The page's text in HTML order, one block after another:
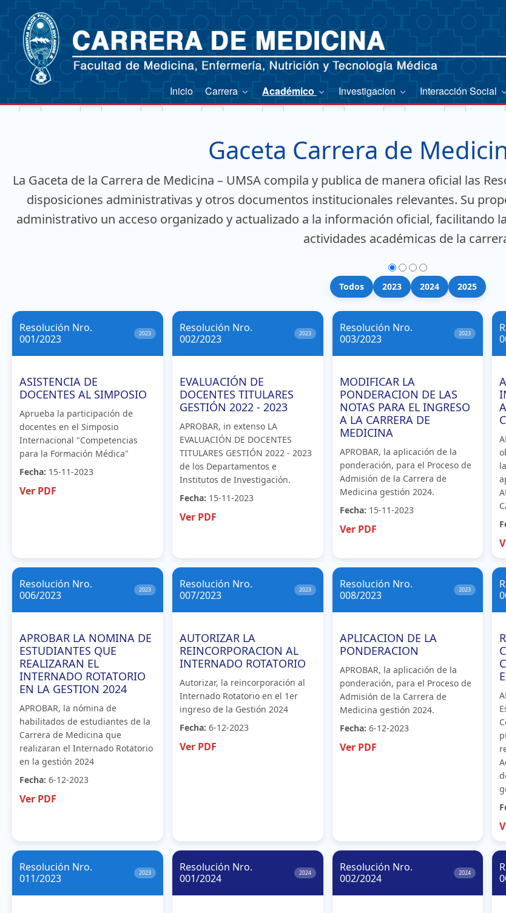
Inicio Carrera Académico Investigacion Interacción Social
Gaceta Carrera de
La Gaceta de la Carrera de Medicina – UMSA compila y publica de manera oficial las
disposiciones administrativas y otros documentos institucionales relevantes. Su
administrativo un acceso organizado y actualizado a la información oficial, facilitando
actividades académicas de la
Todos 2023 2024 2025
Resolución Nro.
001/2023
2023
ASISTENCIA DE
DOCENTES AL SIMPOSIO
Aprueba la participación de
docentes en el Simposio
Internacional "Competencias
para la Formación Médica"
Fecha: 15-11-2023
Ver PDF
Resolución Nro.
002/2023
2023
EVALUACIÓN DE
DOCENTES TITULARES
GESTIÓN 2022 - 2023
APROBAR, in extenso LA
EVALUACIÓN DE DOCENTES
TITULARES GESTIÓN 2022 - 2023
de los Departamentos e
Institutos de Investigación.
Fecha: 15-11-2023
Ver PDF
Resolución Nro.
003/2023
2023
MODIFICAR LA
PONDERACION DE LAS
NOTAS PARA EL INGRESO
A LA CARRERA DE
MEDICINA
APROBAR, la aplicación de la
ponderación, para el Proceso de
Admisión de la Carrera de
Medicina gestión 2024.
Fecha: 15-11-2023
Ver PDF
Resolución Nro.
006/2023
2023
APROBAR LA NOMINA DE
ESTUDIANTES QUE
REALIZARAN EL
INTERNADO ROTATORIO
EN LA GESTION 2024
APROBAR, la nómina de
habilitados de estudiantes de la
Carrera de Medicina que
realizaran el Internado Rotatorio
en la gestión 2024
Fecha: 6-12-2023
Ver PDF
Resolución Nro.
007/2023
2023
AUTORIZAR LA
REINCORPORACION AL
INTERNADO ROTATORIO
Autorizar, la reincorporación al
Internado Rotatorio en el 1er
ingreso de la Gestión 2024
Fecha: 6-12-2023
Ver PDF
Resolución Nro.
008/2023
2023
APLICACION DE LA
PONDERACION
APROBAR, la aplicación de la
ponderación, para el Proceso de
Admisión de la Carrera de
Medicina gestión 2024.
Fecha: 6-12-2023
Ver PDF
Resolución Nro.
011/2023
2023
Resolución Nro.
001/2024
2024
Resolución Nro.
002/2024
2024